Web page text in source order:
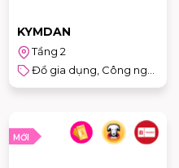
KYMDAN
Tầng 2
Đồ gia dụng, Công nghệ & Sản phẩm cho trẻ em
MỚI